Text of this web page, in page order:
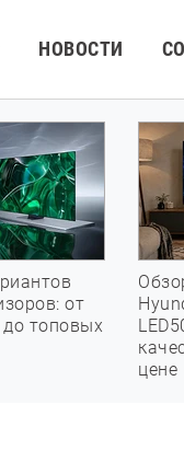
НОВОСТИ
от
топовых
цене